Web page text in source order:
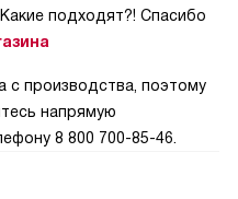
подходят?! Спасибо
с производства, поэтому
напрямую
8 800 700-85-46.